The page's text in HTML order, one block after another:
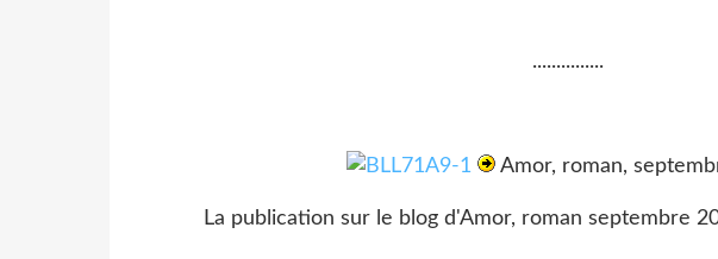
...............
Amor, roman,
La publication sur le blog d'Amor, roman